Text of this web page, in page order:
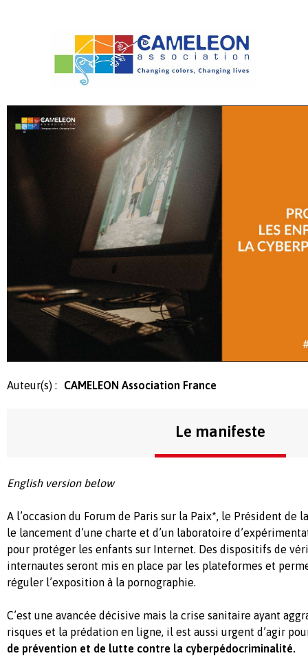
Auteur(s) : CAMELEON Association France
Le manifeste
English version below
A l’occasion du Forum de Paris sur la Paix*, le Président de
le lancement d’une charte et d’un laboratoire
pour protéger les enfants sur Internet. Des dispositifs de
internautes seront mis en place par les plateformes et
réguler l’exposition à la pornographie.
C’est une avancée décisive mais la crise sanitaire ayant
risques et la prédation en ligne, il est aussi urgent d’agir
de prévention et de lutte contre la cyberpédocriminalité.